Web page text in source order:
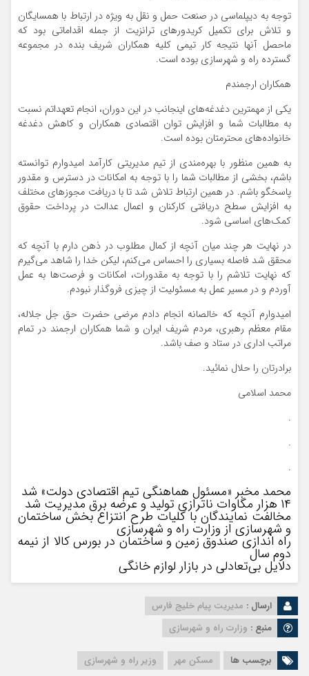
توجه به دیپلماسی در صنعت حمل و نقل به ویژه در ارتباط با همسایگان
و تلاش برای تکمیل کریدورهای ترانزیت از جمله اقداماتی بود که
ماحصل آنها نتیجه کار تیمی کلیه همکاران شریف بنده در مجموعه
گسترده راه و شهرسازی بوده است.
همکاران ارجمندم
یکی از مهمترین دغدغه‌های اینجانب در این دوران، انجام تعهداتم نسبت
به مطالبات شما و افزایش توان اقتصادی همکاران و کاهش دغدغه
خانواده‌های محترمتان بوده است.
به همین منظور با بهره‌مندی از تیم مدیریتی کارآمد امیدوارم توانسته
باشم، بخشی از مطالبات شما را با توجه به امکانات در دسترس و مقدور
پاسخگو باشم. در همین ارتباط تلاش شد تا با دریافت مجوزهای مختلف
به افزایش سطح دریافتی کارکنان و اعمال عدالت در پرداخت حقوق
کمک‌های اساسی شود.
در نهایت هر چند میان آنچه از کمال مطلوب در ذهن دارم با آنچه که
محقق شد فاصله بسیاری را احساس می‌کنم، لیکن خدا را شاهد می‌گیرم
که نهایت تلاشم را با توجه به مقدورات، امکانات و فرصت‌ها به عمل
آوردم و در مسیر عمل به مسئولیت از چیزی فروگذار نبودم.
امیدوارم آنچه که خالصانه انجام دادم مرضی حضرت حق جل جلاله،
مقام معظم رهبری، مردم شریف ایران و شما همکاران ارجمند در تمام
مراتب اداری در ستاد و صف باشد.
برادرتان را حلال نمائید.
محمد اسلامی
.
.
.
محمد مخبر «مسئول هماهنگی تیم اقتصادی دولت» شد
۱۴ هزار مگاوات ناترازی تولید و عرضه برق مدیریت شد
مخالفت نمایندگان با کلیات طرح انتزاع بخش ساختمان
و شهرسازی از وزارت راه و شهرسازی
راه اندازی صندوق زمین و ساختمان در بورس کالا از نیمه
دوم سال
دلایل بی‌تعادلی در بازار لوازم خانگی
ارسال : مدیریت پیام خلیج فارس
منبع : وزارت راه و شهرسازی
برچسب ها مسکن مهر وزیر راه و شهرسازی